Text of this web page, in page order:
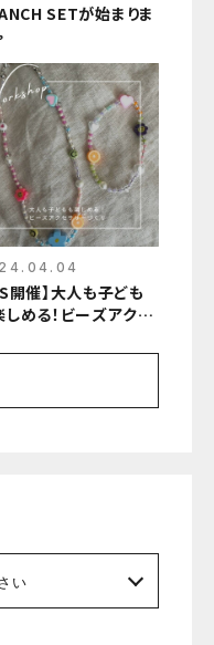
SETが始まりま
開催】大人も子ども
しめる！ビーズアクセ
い